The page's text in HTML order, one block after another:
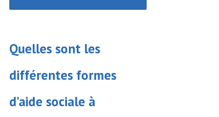
Quelles sont les
différentes formes
d’aide sociale à